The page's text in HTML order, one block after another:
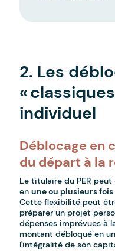
2. Les
«
individuel
Déblocage en
du départ à la
Le titulaire du PER peut
enune ou plusieurs fois
Cette flexibilité peut
préparer un projet
dépenses imprévues à
montant débloqué en
l'intégralité de son